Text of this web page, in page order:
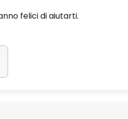
felici di aiutarti.